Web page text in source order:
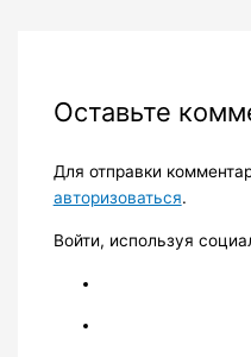
Оставьте
Для отправки
авторизоваться.
Войти, используя